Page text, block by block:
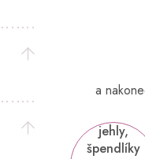
a
jehly,
špendlíky